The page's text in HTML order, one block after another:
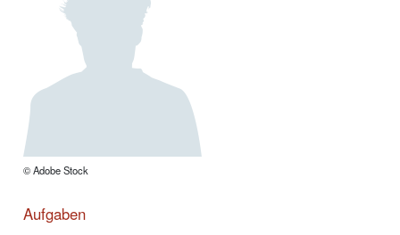
© Adobe Stock
Aufgaben